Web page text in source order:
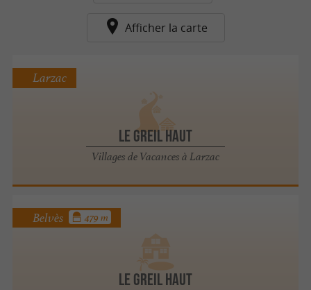
Afficher la carte
LE GREIL HAUT
Villages de Vacances à Larzac
Larzac
LE GREIL HAUT
Belvès 479 m